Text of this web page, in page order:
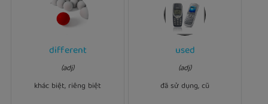
different
(adj)
khác biệt, riêng biệt
Ví dụ:
Each of teachers has a
teaching method.
used
(adj)
đã sử dụng, cũ
Ví dụ:
I could only afford a
car.